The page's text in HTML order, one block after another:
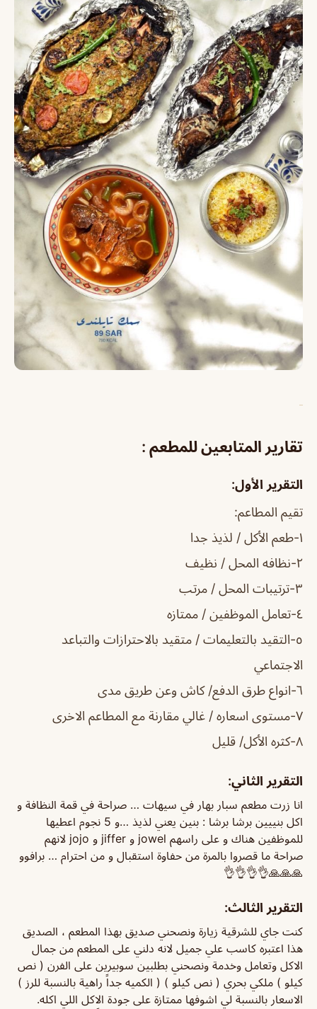
تقارير المتابعين للمطعم :
التقرير الأول:
تقيم المطاعم:
١-طعم الأكل / لذيذ جدا
٢-نظافه المحل / نظيف
٣-ترتيبات المحل / مرتب
٤-تعامل الموظفين / ممتازه
٥-التقيد بالتعليمات / متقيد بالاحترازات والتباعد
الاجتماعي
٦-انواع طرق الدفع/ كاش وعن طريق مدى
٧-مستوى اسعاره / غالي مقارنة مع المطاعم الاخرى
٨-كثره الأكل/ قليل
التقرير الثاني:
انا زرت مطعم سبار بهار في سيهات … صراحة في قمة النظافة و
اكل بنييين برشا برشا : بنين يعني لذيذ …و 5 نجوم اعطيها
للموظفين هناك و على راسهم jowel و jiffer و jojo لانهم
صراحة ما قصروا بالمرة من حفاوة استقبال و من احترام … برافوو
🙏🙏🙏👌👌👌👌
التقرير الثالث:
كنت جاي للشرقية زيارة ونصحني صديق بهذا المطعم ، الصديق
هذا اعتبره كاسب علي جميل لانه دلني على المطعم من جمال
الاكل وتعامل وخدمة ونصحني بطلبين سوبيرين على الفرن ( نص
كيلو ) ملكي بحري ( نص كيلو ) ( الكميه جداً راهية بالنسبة للرز )
الاسعار بالنسبة لي اشوفها ممتازة على جودة الاكل اللي اكله.